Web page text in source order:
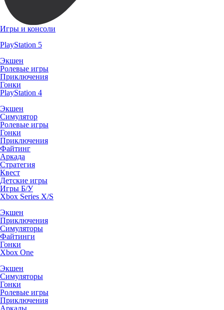
Игры и консоли
PlayStation 5
Экшен
Ролевые игры
Приключения
Гонки
PlayStation 4
Экшен
Симулятор
Ролевые игры
Гонки
Приключения
Файтинг
Аркада
Стратегия
Квест
Детские игры
Игры Б/У
Xbox Series X/S
Экшен
Приключения
Симуляторы
Файтинги
Гонки
Xbox One
Экшен
Симуляторы
Гонки
Ролевые игры
Приключения
Аркады